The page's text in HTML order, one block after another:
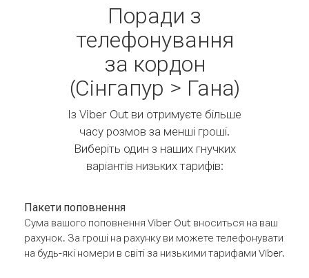
Поради з
телефонування
за кордон
(Сінгапур > Гана)
Із Viber Out ви отримуєте більше
часу розмов за менші гроші.
Виберіть один з наших гнучких
варіантів низьких тарифів:
Пакети поповнення
Сума вашого поповнення Viber Out вноситься на ваш
рахунок. За гроші на рахунку ви можете телефонувати
на будь-які номери в світі за низькими тарифами Viber.